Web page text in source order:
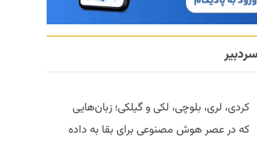
کردی، لری، بلوچی، لکی و گیلکی؛ زبان‌هایی
که در عصر هوش مصنوعی برای بقا به داده